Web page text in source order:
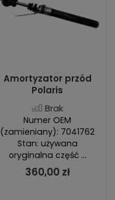
Amortyzator przód
Polaris
Brak
Numer OEM
(zamieniany): 7041762
Stan: używana
oryginalna część ...
360,00 zł